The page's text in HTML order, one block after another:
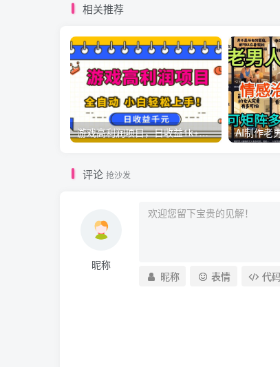
相关推荐
游戏高利润项目，日收益1k+，全自动，无需值守，解放双手，小白轻松上手【揭秘】
评论 抢沙发
昵称
昵称 表情 代